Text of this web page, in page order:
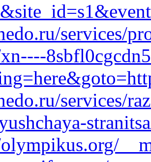
services/
services/